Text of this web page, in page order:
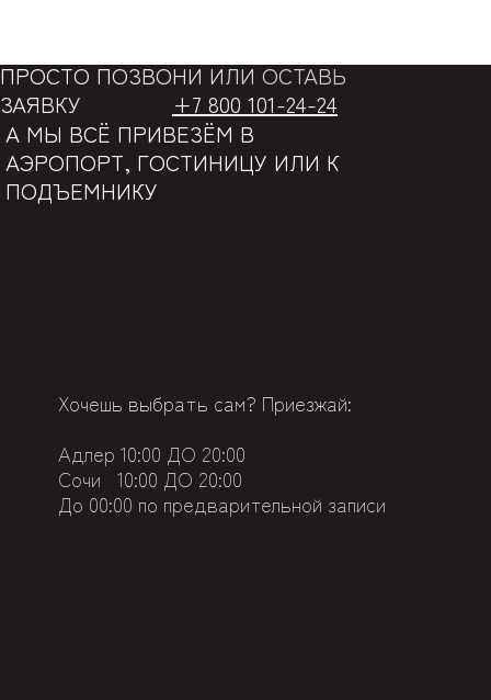
Хочешь выбрать сам? Приезжай:
Адлер 10:00 ДО 20:00
Сочи 10:00 ДО 20:00
До 00:00 по предварительной записи
А МЫ ВСЁ ПРИВЕЗЁМ В
АЭРОПОРТ, ГОСТИНИЦУ ИЛИ К
ПОДЪЕМНИКУ
ПРОСТО ПОЗВОНИ ИЛИ ОСТАВЬ
ЗАЯВКУ
+7 800 101-24-24